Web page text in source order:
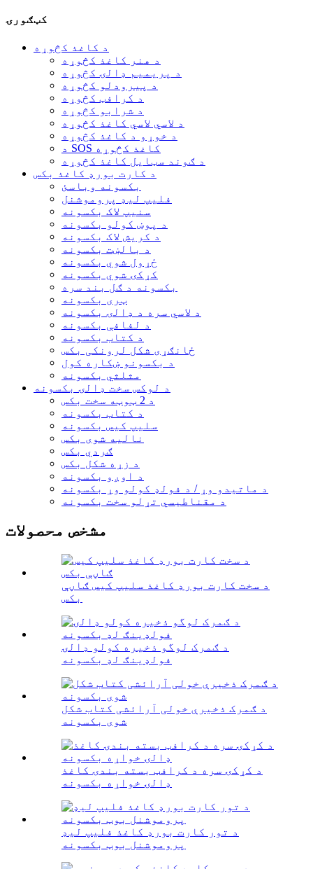
کټګورۍ
د کاغذ کڅوړه
د هنر کاغذ کڅوړه
د پریمیم ډالۍ کڅوړه
د پیرودلو کڅوړه
د کرافټ کڅوړه
د شرابو کڅوړه
د لاسي لاسي کاغذ کڅوړه
د خوړو د کاغذ کڅوړه
د SOS کاغذ کڅوړه
د ګوند سټایل کاغذ کڅوړه
د کارت بورډ کاغذ بکس
بکسونه وباسئ
فلیپ لیډ پروموشنل
سنیپ لاک بکسونه
د پوښ کولو بکسونه
د کریش لاک بکسونه
د بالښت بکسونه
ځړول شوي بکسونه
کړکۍ شوي بکسونه
بکسونه د ګل بند سره
ټری بکسونه
د لاسي سره د ډالۍ بکسونه
د لفافې بکسونه
د کتاب بکسونه
ځانګړی شکل لرونکی بکس
د بکسونو ښکاره کول
مثلثي بکسونه
د لوکس سخت ډالۍ بکسونه
د 2 ټوټه سخت بکس
د کتاب بکسونه
سلیپ کیس بکسونه
نالیه شوی بکس
ګردي بکس
د زړه شکل بکس
د اوږو بکسونه
د ماتیدو وړ / د فولډ کولو وړ بکسونه
د مقناطیسي تړلو سخت بکسونه
مشخص محصولات
د سخت کارت بورډ کاغذ سلیپ کیس ګاڼې
بکس
د ګمرک لوگو ذخیره کولو ډالۍ
فولډینګ لډ بکسونه
د ګمرک ذخیرې خولی آرائشی کتاب شکل
شوی بکسونه
د کړکۍ سره د کرافټ بسته بندۍ کاغذ
ډالۍ خواړه بکسونه
د تور کارت بورډ کاغذ فلیپ لیډ
پروموشنل بوټ بکسونه